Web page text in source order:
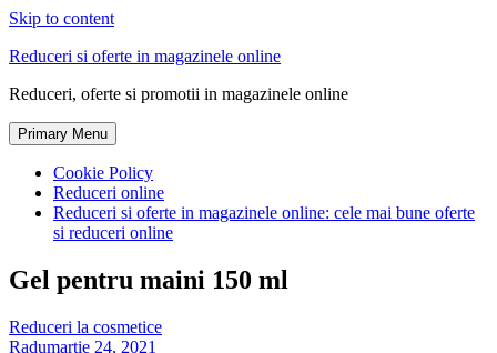
Skip to content
Reduceri si oferte in magazinele online
Reduceri, oferte si promotii in magazinele online
Primary Menu
Cookie Policy
Reduceri online
Reduceri si oferte in magazinele online: cele mai bune oferte
si reduceri online
Gel pentru maini 150 ml
Reduceri la cosmetice
Radumartie 24, 2021